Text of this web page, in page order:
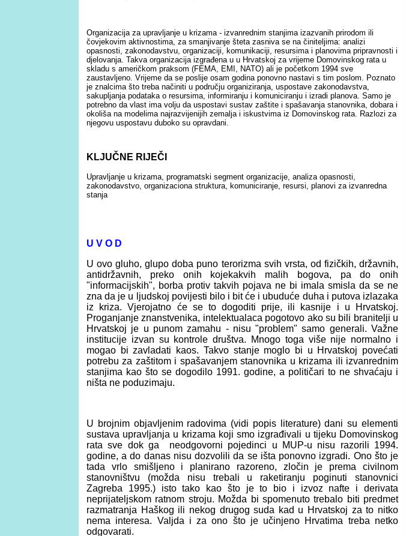
Organizacija za upravljanje u krizama - izvanrednim stanjima izazvanih prirodom ili
čovjekovim aktivnostima, za smanjivanje šteta zasniva se na činiteljima: analizi
opasnosti, zakonodavstvu, organizaciji, komunikaciji, resursima i planovima pripravnosti i
djelovanja. Takva organizacija izgrađena u u Hrvatskoj za vrijeme Domovinskog rata u
skladu s američkom praksom (FEMA, EMI, NATO) ali je početkom 1994 sve
zaustavljeno. Vrijeme da se poslije osam godina ponovno nastavi s tim poslom. Poznato
je znalcima što treba načiniti u području organiziranja, uspostave zakonodavstva,
sakupljanja podataka o resursima, informiranju i komuniciranju i izradi planova. Samo je
potrebno da vlast ima volju da uspostavi sustav zaštite i spašavanja stanovnika, dobara i
okoliša na modelima najrazvijenijih zemalja i iskustvima iz Domovinskog rata. Razlozi za
njegovu uspostavu duboko su opravdani.
KLJUČNE RIJEČI
Upravljanje u krizama, programatski segment organizacije, analiza opasnosti,
zakonodavstvo, organizaciona struktura, komuniciranje, resursi, planovi za izvanredna
stanja
U V O D
U ovo gluho, glupo doba puno terorizma svih vrsta, od fizičkih, državnih,
antidržavnih, preko onih kojekakvih malih bogova, pa do onih
"informacijskih", borba protiv takvih pojava ne bi imala smisla da se ne
zna da je u ljudskoj povijesti bilo i bit će i ubuduće duha i putova izlazaka
iz kriza. Vjerojatno će se to dogoditi prije, ili kasnije i u Hrvatskoj.
Proganjanje znanstvenika, intelektualaca pogotovo ako su bili branitelji u
Hrvatskoj je u punom zamahu - nisu "problem" samo generali. Važne
institucije izvan su kontrole društva. Mnogo toga više nije normalno i
mogao bi zavladati kaos. Takvo stanje moglo bi u Hrvatskoj povećati
potrebu za zaštitom i spašavanjem stanovnika u krizama ili izvanrednim
stanjima kao što se dogodilo 1991. godine, a političari to ne shvaćaju i
ništa ne poduzimaju.
U brojnim objavljenim radovima (vidi popis literature) dani su elementi
sustava upravljanja u krizama koji smo izgrađivali u tijeku Domovinskog
rata sve dok ga neodgovorni pojedinci u MUP-u nisu razorili 1994.
godine, a do danas nisu dozvolili da se išta ponovno izgradi. Ono što je
tada vrlo smišljeno i planirano razoreno, zločin je prema civilnom
stanovništvu (možda nisu trebali u raketiranju poginuti stanovnici
Zagreba 1995.) isto tako kao što je to bio i izvoz nafte i derivata
neprijateljskom ratnom stroju. Možda bi spomenuto trebalo biti predmet
razmatranja Haškog ili nekog drugog suda kad u Hrvatskoj za to nitko
nema interesa. Valjda i za ono što je učinjeno Hrvatima treba netko
odgovarati.